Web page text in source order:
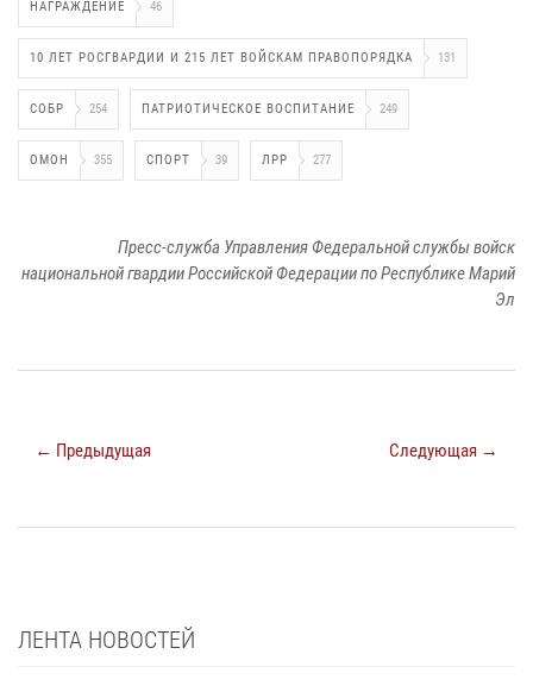
НАГРАЖДЕНИЕ 46
10 ЛЕТ РОСГВАРДИИ И 215 ЛЕТ ВОЙСКАМ ПРАВОПОРЯДКА 131
СОБР 254 ПАТРИОТИЧЕСКОЕ ВОСПИТАНИЕ 249
ОМОН 355 СПОРТ 39 ЛРР 277
Пресс-служба Управления Федеральной службы войск
национальной гвардии Российской Федерации по Республике Марий
Эл
← Предыдущая Следующая →
ЛЕНТА НОВОСТЕЙ